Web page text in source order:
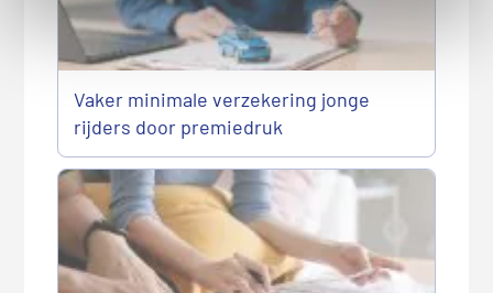
Vaker minimale verzekering jonge
rijders door premiedruk